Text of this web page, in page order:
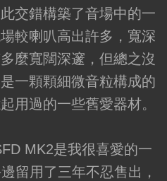
交錯構築了音場中的一
較喇叭高出許多，寬深
麼寬闊深邃，但總之沒
一顆顆細微音粒構成的
用過的一些舊愛器材。
MK2是我很喜愛的一
留用了三年不忍售出，